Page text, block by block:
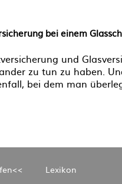
bei einem
und
zu tun zu haben.
bei dem man
Lexikon